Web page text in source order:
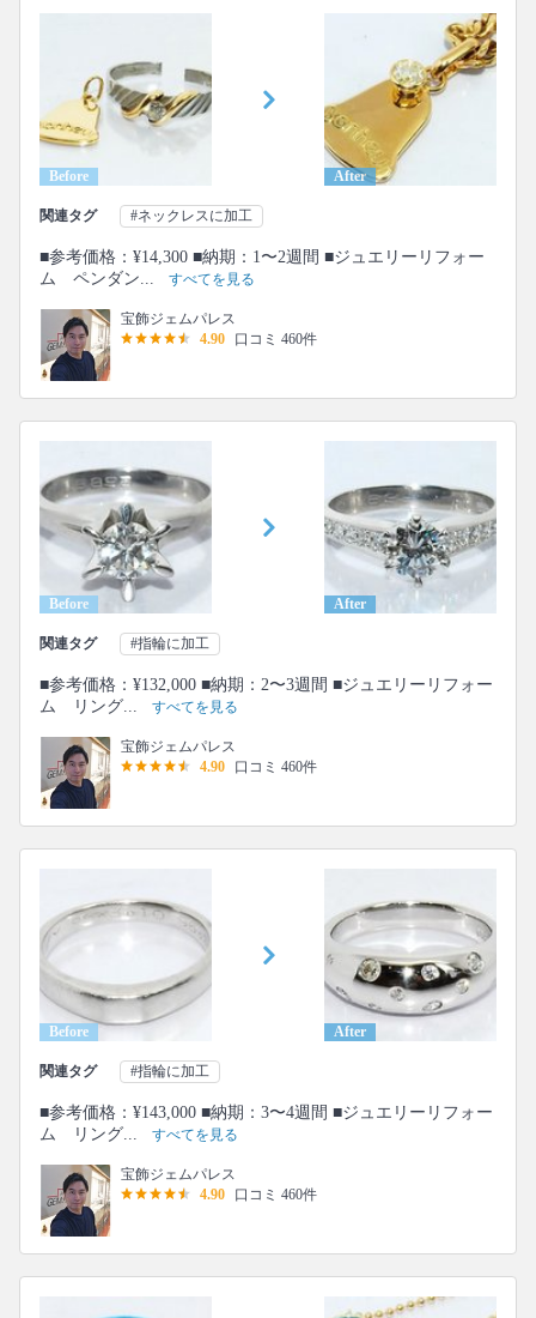
Before After
関連タグ #ネックレスに加工
■参考価格：¥14,300 ■納期：1〜2週間 ■ジュエリーリフォー
ム ペンダン...
すべてを見る
宝飾ジェムパレス
4.90
口コミ 460件
Before After
関連タグ #指輪に加工
■参考価格：¥132,000 ■納期：2〜3週間 ■ジュエリーリフォー
ム リング...
すべてを見る
宝飾ジェムパレス
4.90
口コミ 460件
Before After
関連タグ #指輪に加工
■参考価格：¥143,000 ■納期：3〜4週間 ■ジュエリーリフォー
ム リング...
すべてを見る
宝飾ジェムパレス
4.90
口コミ 460件